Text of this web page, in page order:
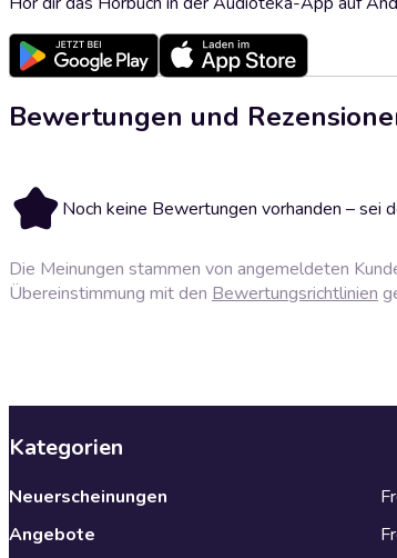
Bewertungen und
Noch keine Bewertungen vorhanden – sei
Die Meinungen stammen von angemeldeten
Übereinstimmung mit den Bewertungsrichtlinien
Kategorien
Neuerscheinungen
Angebote